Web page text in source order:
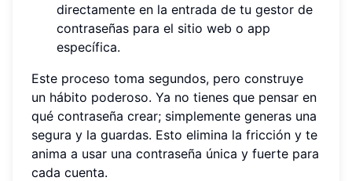
directamente en la entrada de tu gestor de
contraseñas para el sitio web o app
específica.
Este proceso toma segundos, pero construye
un hábito poderoso. Ya no tienes que pensar en
qué contraseña crear; simplemente generas una
segura y la guardas. Esto elimina la fricción y te
anima a usar una contraseña única y fuerte para
cada cuenta.